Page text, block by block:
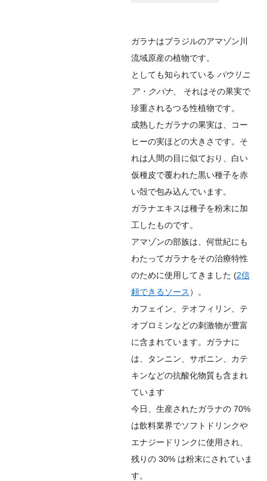
ガラナはブラジルのアマゾン川
流域原産の植物です。
としても知られている パウリニ
ア・クパナ、
それはその果実で
珍重されるつる性植物です。
成熟したガラナの果実は、コー
ヒーの実ほどの大きさです。そ
れは人間の目に似ており、白い
仮種皮で覆われた黒い種子を赤
い殻で包み込んでいます。
ガラナエキスは種子を粉末に加
工したものです。
アマゾンの部族は、何世紀にも
わたってガラナをその治療特性
のために使用してきました (2信
頼できるソース ）。
カフェイン、テオフィリン、テ
オブロミンなどの刺激物が豊富
に含まれています。ガラナに
は、タンニン、サポニン、カテ
キンなどの抗酸化物質も含まれ
ています
今日、生産されたガラナの 70%
は飲料業界でソフトドリンクや
エナジードリンクに使用され、
残りの 30% は粉末にされていま
す。